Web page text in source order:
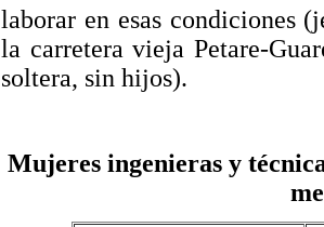
laborar en esas condiciones
la carretera vieja Petare-
soltera, sin hijos).
Mujeres ingenieras y